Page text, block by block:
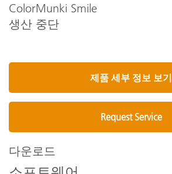
ColorMunki Smile
생산 중단
제품 세부 정보 보기
Request Service
다운로드